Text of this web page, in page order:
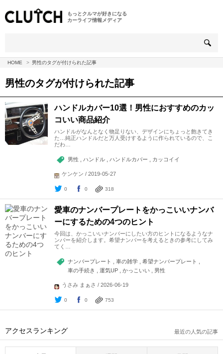
もっとクルマが好きになる
カーライフ情報メディア
HOME 男性のタグが付けられた記事
男性のタグが付けられた記事
ハンドルカバー10選！男性におすすめのカッ
コいい商品紹介
ハンドルがなんとなく物足りない、デザインにちょっと飽きてき
た…純正ハンドルだと万人受けするように作られているので、こ
だわ…
男性 , ハンドル , ハンドルカバー , カッコイイ
ケンケン / 2019-05-27
0 0 318
愛車のナンバープレートをかっこいいナンバ
ーにするための4つのヒント
今回は、かっこいいナンバーにしたい方のヒントになるようなナ
ンバーを紹介します。希望ナンバーを考えるときの参考にしてみ
てく…
ナンバープレート , 車の雑学 , 希望ナンバープレート ,
車の手続き , 運気UP , かっこいい , 男性
うさみ まぁさ / 2026-06-19
0 0 753
アクセスランキング 最近の人気の記事